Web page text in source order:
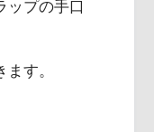
ップの手口
す。